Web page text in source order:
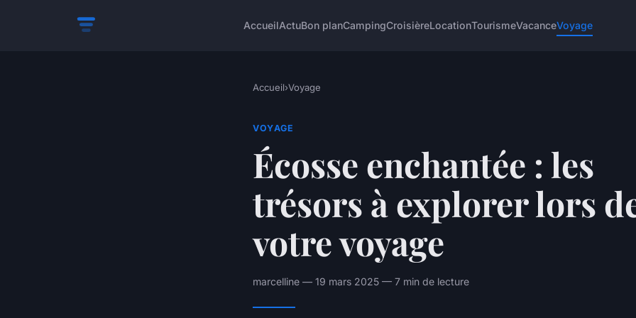
AccueilActuBon planCampingCroisièreLocationTourismeVacanceVoyage
Accueil›Voyage
VOYAGE
Écosse enchantée : les
trésors à explorer lors
votre voyage
marcelline — 19 mars 2025 — 7 min de lecture